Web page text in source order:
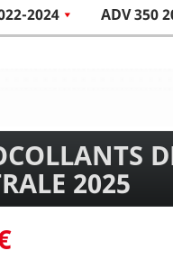
2024 ADV 350
2025